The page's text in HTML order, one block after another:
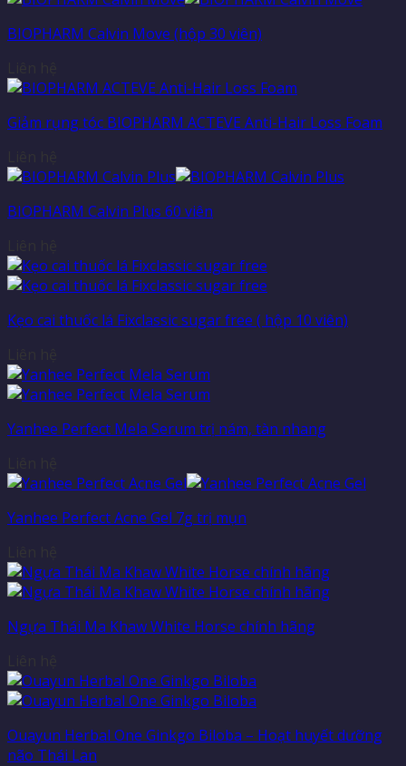
BIOPHARM Calvin Move (hộp 30 viên)
Giảm rụng tóc BIOPHARM ACTEVE Anti-Hair Loss Foam
BIOPHARM Calvin Plus 60 viên
Kẹo cai thuốc lá Fixclassic sugar free ( hộp 10 viên)
Yanhee Perfect Mela Serum trị nám, tàn nhang
Yanhee Perfect Acne Gel 7g trị mụn
Ngựa Thái Ma Khaw White Horse chính hãng
Ouayun Herbal One Ginkgo Biloba – Hoạt huyết dưỡng
não Thái Lan